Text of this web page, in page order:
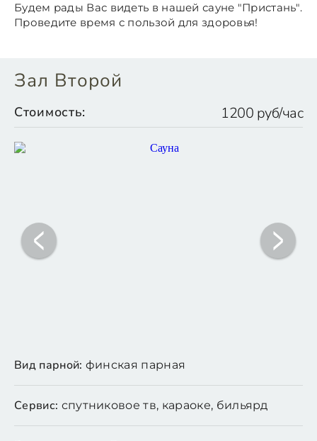
Будем рады Вас видеть в нашей сауне "Пристань".
Проведите время с пользой для здоровья!
Зал Второй
Стоимость: 1200 руб/час
Вид парной: финская парная
Сервис: спутниковое тв, караоке, бильярд